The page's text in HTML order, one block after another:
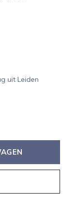
uit Leiden